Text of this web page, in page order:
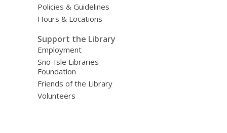
Policies & Guidelines
Hours & Locations
Support the Library
Employment
Sno-Isle Libraries
Foundation
Friends of the Library
Volunteers